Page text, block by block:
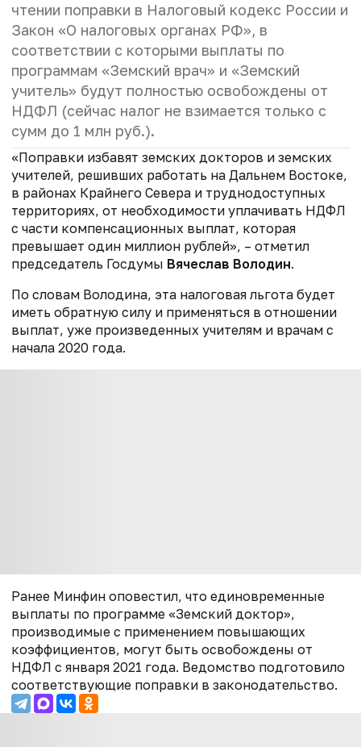
чтении поправки в Налоговый кодекс России и
Закон «О налоговых органах РФ», в
соответствии с которыми выплаты по
программам «Земский врач» и «Земский
учитель» будут полностью освобождены от
НДФЛ (сейчас налог не взимается только с
сумм до 1 млн руб.).
«Поправки избавят земских докторов и земских
учителей, решивших работать на Дальнем Востоке,
в районах Крайнего Севера и труднодоступных
территориях, от необходимости уплачивать НДФЛ
с части компенсационных выплат, которая
превышает один миллион рублей», – отметил
председатель Госдумы Вячеслав Володин.
По словам Володина, эта налоговая льгота будет
иметь обратную силу и применяться в отношении
выплат, уже произведенных учителям и врачам с
начала 2020 года.
Ранее Минфин оповестил, что единовременные
выплаты по программе «Земский доктор»,
производимые с применением повышающих
коэффициентов, могут быть освобождены от
НДФЛ с января 2021 года. Ведомство подготовило
соответствующие поправки в законодательство.